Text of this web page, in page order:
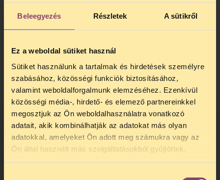
Beleegyezés Részletek A sütikről
Ez a weboldal sütiket használ
Sütiket használunk a tartalmak és hirdetések személyre
szabásához, közösségi funkciók biztosításához,
valamint weboldalforgalmunk elemzéséhez. Ezenkívül
közösségi média-, hirdető- és elemező partnereinkkel
megosztjuk az Ön weboldalhasználatra vonatkozó
adatait, akik kombinálhatják az adatokat más olyan
adatokkal, amelyeket Ön adott meg számukra vagy az
Ön által használt más szolgáltatásokból gyűjtöttek.
TELEFONOS JOGSEGÉLY
SZÜNET!